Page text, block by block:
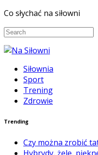
Co słychać na siłowni
Siłownia
Sport
Trening
Zdrowie
Trending
Czy można zrobić